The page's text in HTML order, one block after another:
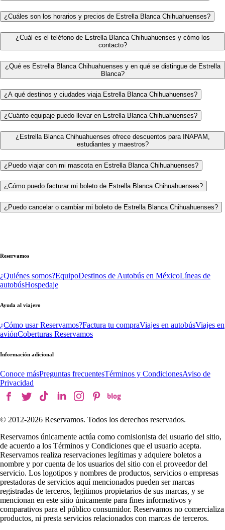
¿Cuáles son los horarios y precios de Estrella Blanca Chihuahuenses?
¿Cuál es el teléfono de Estrella Blanca Chihuahuenses y cómo los
contacto?
¿Qué es Estrella Blanca Chihuahuenses y en qué se distingue de Estrella
Blanca?
¿A qué destinos y ciudades viaja Estrella Blanca Chihuahuenses?
¿Cuánto equipaje puedo llevar en Estrella Blanca Chihuahuenses?
¿Estrella Blanca Chihuahuenses ofrece descuentos para INAPAM,
estudiantes y maestros?
¿Puedo viajar con mi mascota en Estrella Blanca Chihuahuenses?
¿Cómo puedo facturar mi boleto de Estrella Blanca Chihuahuenses?
¿Puedo cancelar o cambiar mi boleto de Estrella Blanca Chihuahuenses?
Reservamos
¿Quiénes somos?EquipoDestinos de Autobús en MéxicoLíneas de
autobúsHospedaje
Ayuda al viajero
¿Cómo usar Reservamos?Factura tu compraViajes en autobúsViajes en
aviónCoberturas Reservamos
Información adicional
Conoce másPreguntas frecuentesTérminos y CondicionesAviso de
Privacidad
© 2012-2026 Reservamos. Todos los derechos reservados.
Reservamos únicamente actúa como comisionista del usuario del sitio,
de acuerdo a los Términos y Condiciones que el usuario acepta.
Reservamos realiza reservaciones legítimas y adquiere boletos a
nombre y por cuenta de los usuarios del sitio con el proveedor del
servicio. Los logotipos y nombres de productos, servicios o empresas
prestadoras de servicios aquí mencionados pueden ser marcas
registradas de terceros, legítimos propietarios de sus marcas, y se
mencionan en este sitio únicamente para fines informativos y
comparativos para el público consumidor. Reservamos no comercializa
productos, ni presta servicios relacionados con marcas de terceros.